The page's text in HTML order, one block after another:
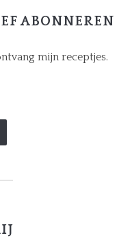
ABONNEREN
mijn receptjes.